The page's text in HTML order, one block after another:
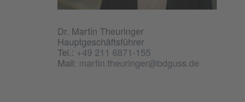
Dr. Martin Theuringer
Hauptgeschäftsführer
Tel.:+49 211 6871-155
Mail: martin.theuringer@bdguss.de